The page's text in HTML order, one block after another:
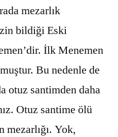
mezarlık
bildiği Eski
İlk Menemen
Bu nedenle de
otuz santimden daha
Otuz santime ölü
mezarlığı. Yok,